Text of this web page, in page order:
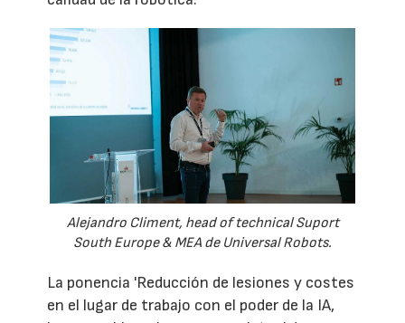
Alejandro Climent, head of technical Suport
South Europe & MEA de Universal Robots.
La ponencia 'Reducción de lesiones y costes
en el lugar de trabajo con el poder de la IA,